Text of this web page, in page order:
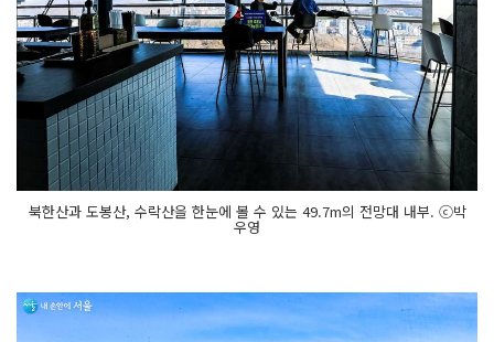
북한산과 도봉산, 수락산을 한눈에 볼 수 있는 49.7m의 전망대 내부. ⓒ박
우영